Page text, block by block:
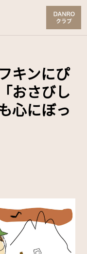
キンにぴ
おさびし
心にぼっ